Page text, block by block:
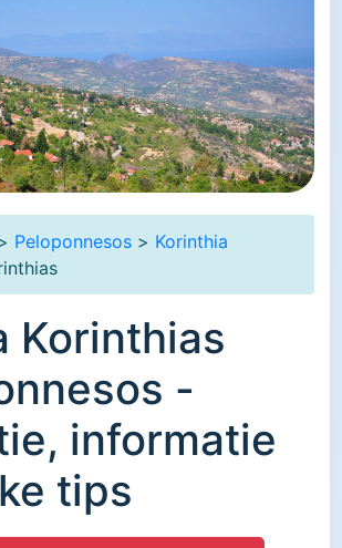
Peloponnesos > Korinthia
Korinthias
-
informatie
tips